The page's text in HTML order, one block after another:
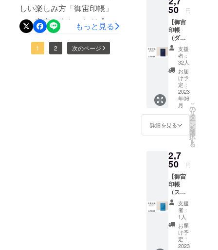
ますので、引き続きご声援
の程何卒宜しくお願い致し
ます。今後とも何卒宜しく
お願い致します。アストロ
かとは思いますが、ご理解
ご了承の程、宜しくお願い
致します。また、今回の
「御宙印帳」は、普段「御
しい楽しみ方「御宙印帳」
で、宇宙と人をつなぎ感動
を届けたい」プロジェクト
オーナーのAstroConnect
もっと見る
1 2 次のページ
宙印帳
の企画
に、ク
ラウド
ファン
ディン
グとい
う形で
参加し
てみた
いと
思って
くだ
さった
方に用
意し
テッ
カーで
す。 宇
宙と人
をつな
いで、
感動を
届けた
い、幸
せに
なって
欲し
枚・数
量限定
割引
品』 御
宙印帳
（スカ
イブ
ルー）
とオリ
ジナル
ステッ
カーの
数量限
定割引
品で
す。
162mm
x 横112
ｍｍ x
厚さ140
ｍｍ
重さ約
150g）
（オリ
ジナル
ステッ
カー
50mm
50 円
【御宙
印帳
（ダー
クブ
ルー）
】 『御
宙印帳
（ダー
クブ
ルー）
x1冊+オ
リジナ
ルス
テッ
カーx1
枚』 御
（ダー
クブ
ルー）
とオリ
ジナル
ステッ
カーの
セット
です。
（御宙
印帳
162mm
支援
者：
32人
お届
け予
定：
2023
年06
月
詳細を見る
こ
の
リ
タ
ー
ン
を
選
択
す
る
2,7
50 円
【御宙
印帳
（スカ
イブ
ルー）
】 『御
宙印帳
（スカ
イブ
ルー）
支援
者：
1人
お届
け予
定：
2023